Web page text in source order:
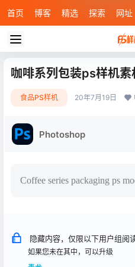
首页 博客 精选 探索 网址
咖啡系列包装ps样机素
食品PS样机 20年7月19日
Photoshop
Coffee series packaging ps
隐藏内容，仅限以下用户组阅
如果您未在其中，可以升级